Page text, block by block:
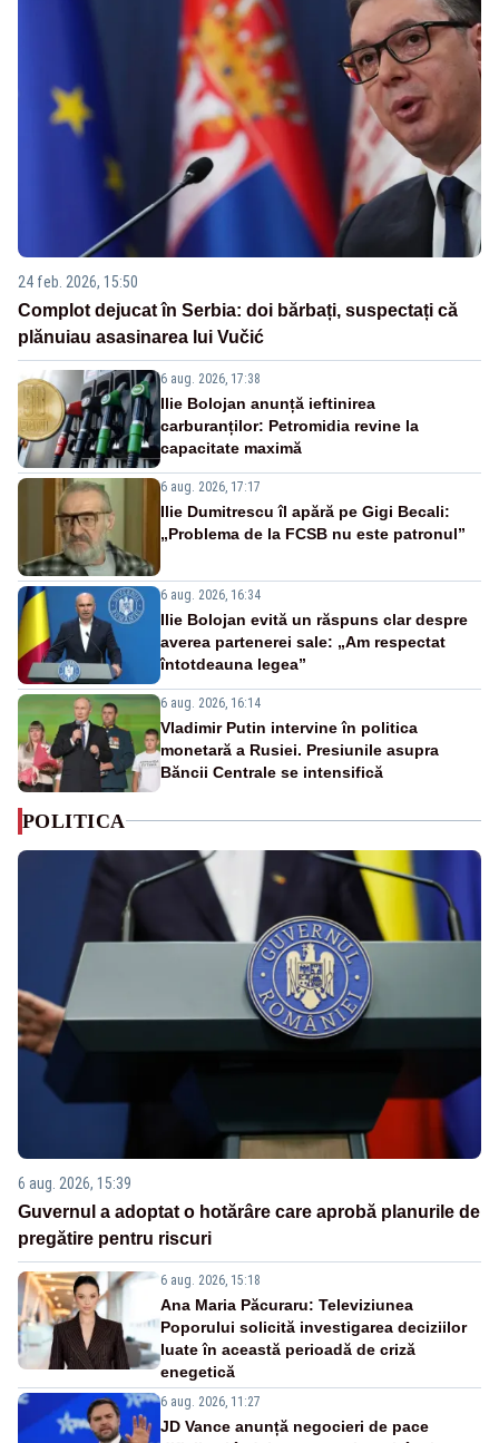
24 feb. 2026, 15:50
Complot dejucat în Serbia: doi bărbați, suspectați că
plănuiau asasinarea lui Vučić
6 aug. 2026, 17:38
Ilie Bolojan anunță ieftinirea
carburanților: Petromidia revine la
capacitate maximă
6 aug. 2026, 17:17
Ilie Dumitrescu îl apără pe Gigi Becali:
„Problema de la FCSB nu este patronul”
6 aug. 2026, 16:34
Ilie Bolojan evită un răspuns clar despre
averea partenerei sale: „Am respectat
întotdeauna legea”
6 aug. 2026, 16:14
Vladimir Putin intervine în politica
monetară a Rusiei. Presiunile asupra
Băncii Centrale se intensifică
POLITICA
6 aug. 2026, 15:39
Guvernul a adoptat o hotărâre care aprobă planurile de
pregătire pentru riscuri
6 aug. 2026, 15:18
Ana Maria Păcuraru: Televiziunea
Poporului solicită investigarea deciziilor
luate în această perioadă de criză
enegetică
6 aug. 2026, 11:27
JD Vance anunță negocieri de pace